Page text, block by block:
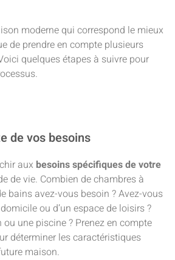
moderne qui correspond le mieux
de prendre en compte plusieurs
quelques étapes à suivre pour
de vos besoins
aux besoins spécifiques de votre
de vie. Combien de chambres à
bains avez-vous besoin ? Avez-vous
ou d’un espace de loisirs ?
une piscine ? Prenez en compte
déterminer les caractéristiques
maison.